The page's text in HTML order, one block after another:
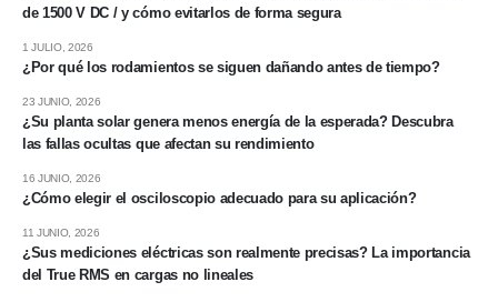
de 1500 V DC / y cómo evitarlos de forma segura
¿Por qué los rodamientos se siguen dañando antes de tiempo?
1 JULIO, 2026
¿Su planta solar genera menos energía de la esperada? Descubra
las fallas ocultas que afectan su rendimiento
23 JUNIO, 2026
¿Cómo elegir el osciloscopio adecuado para su aplicación?
16 JUNIO, 2026
¿Sus mediciones eléctricas son realmente precisas? La importancia
del True RMS en cargas no lineales
11 JUNIO, 2026